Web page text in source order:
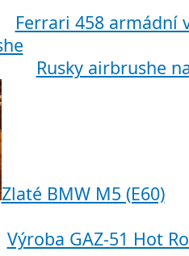
Ferrari 458 armádní
Rusky airbrushe
Zlaté BMW M5 (E60)
Výroba GAZ-51 Hot